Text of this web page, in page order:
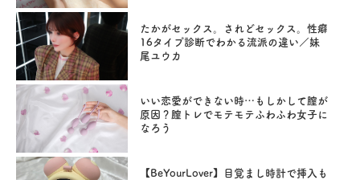
たかがセックス。されどセックス。性癖
16タイプ診断でわかる流派の違い／妹
尾ユウカ
いい恋愛ができない時…もしかして膣が
原因？膣トレでモテモテふわふわ女子に
なろう
【BeYourLover】目覚まし時計で挿入も